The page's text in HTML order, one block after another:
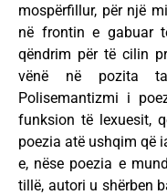
mospërfillur, për një
në frontin e gabuar
qëndrim për të cilin
vënë në pozita ta
Polisemantizmi i
funksion të lexuesit,
poezia atë ushqim që
e, nëse poezia e
tillë, autori u shërben